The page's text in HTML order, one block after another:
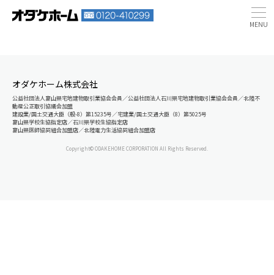
オダケホーム株式会社
公益社団法人富山県宅地建物取引業協会会員／公益社団法人石川県宅地建物取引業協会会員／北陸不
動産公正取引協議会加盟
建設業/国土交通大臣（般-8）第15235号／宅建業/国土交通大臣（8）第5025号
富山県学校生協指定店／石川県学校生協指定店
富山県医師協同組合加盟店／北陸電力生活協同組合加盟店
Copyright© ODAKEHOME CORPORATION All Rights Reserved.